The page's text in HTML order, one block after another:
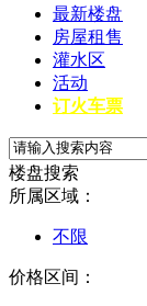
最新楼盘
房屋租售
灌水区
活动
订火车票
楼盘搜索
所属区域：
不限
价格区间：